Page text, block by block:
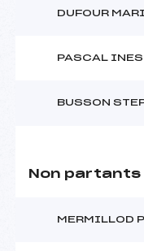
DUFOUR
PASCAL INES
BUSSON
Non partants
MERMILLOD